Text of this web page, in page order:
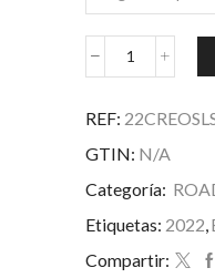
S-
Turbo
Creo
SL
2022
cantidad
REF:
GTIN: N/A
Categoría:
Etiquetas: 2022,
Compartir: